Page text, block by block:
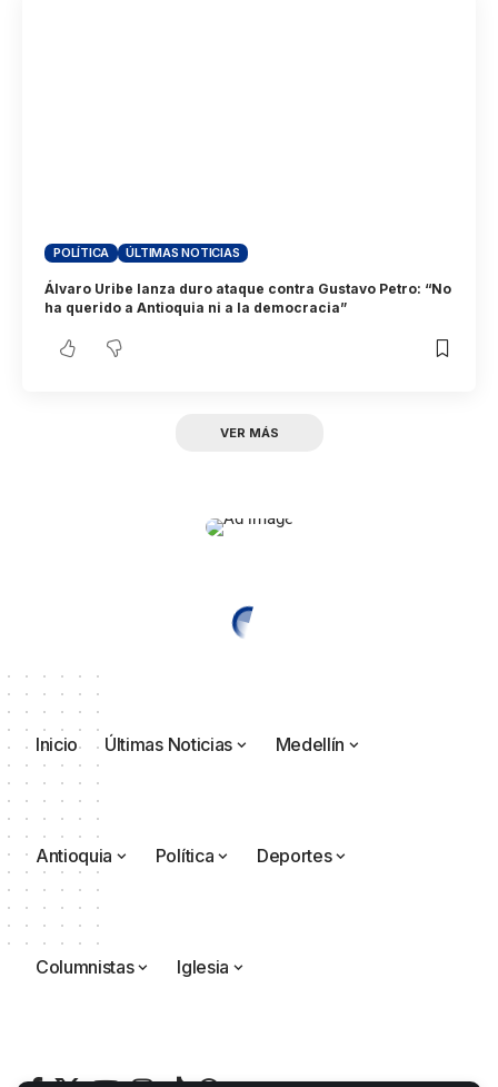
POLÍTICA ÚLTIMAS NOTICIAS
Álvaro Uribe lanza duro ataque contra Gustavo Petro: “No
ha querido a Antioquia ni a la democracia”
VER MÁS
Inicio Últimas Noticias Medellín
Antioquia Política Deportes
Columnistas Iglesia